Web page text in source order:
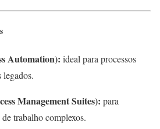
Automation): ideal para processos
legados.
Management Suites): para
trabalho complexos.